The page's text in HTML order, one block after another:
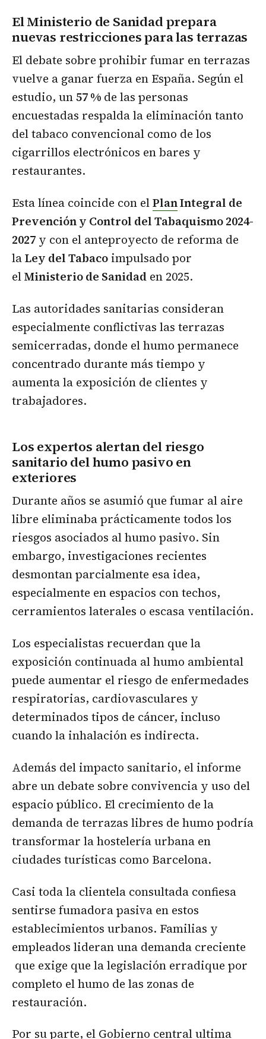
El Ministerio de Sanidad prepara
nuevas restricciones para las terrazas
El debate sobre prohibir fumar en terrazas
vuelve a ganar fuerza en España. Según el
estudio, un57 % de las personas
encuestadas respalda la eliminación tanto
del tabaco convencional como de los
cigarrillos electrónicos en bares y
restaurantes.
Esta línea coincide con elPlanIntegral de
Prevención y Control del Tabaquismo 2024-
2027 y con el anteproyecto de reforma de
laLey del Tabacoimpulsado por
elMinisterio de Sanidad en 2025.
Las autoridades sanitarias consideran
especialmente conflictivas las terrazas
semicerradas, donde el humo permanece
concentrado durante más tiempo y
aumenta la exposición de clientes y
trabajadores.
Los expertos alertan del riesgo
sanitario del humo pasivo en
exteriores
Durante años se asumió que fumar al aire
libre eliminaba prácticamente todos los
riesgos asociados al humo pasivo. Sin
embargo, investigaciones recientes
desmontan parcialmente esa idea,
especialmente en espacios con techos,
cerramientos laterales o escasa ventilación.
Los especialistas recuerdan que la
exposición continuada al humo ambiental
puede aumentar el riesgo de enfermedades
respiratorias, cardiovasculares y
determinados tipos de cáncer, incluso
cuando la inhalación es indirecta.
Además del impacto sanitario, el informe
abre un debate sobre convivencia y uso del
espacio público. El crecimiento de la
demanda de terrazas libres de humo podría
transformar la hostelería urbana en
ciudades turísticas como Barcelona.
Casi toda la clientela consultada confiesa
sentirse fumadora pasiva en estos
establecimientos urbanos. Familias y
empleados lideran una demanda creciente
que exige que la legislación erradique por
completo el humo de las zonas de
restauración.
Por su parte, el Gobierno central ultima